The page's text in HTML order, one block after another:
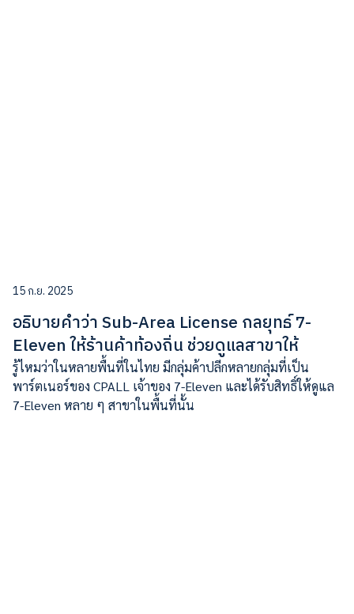
15 ก.ย. 2025
อธิบายคำว่า Sub-Area License กลยุทธ์ 7-
Eleven ให้ร้านค้าท้องถิ่น ช่วยดูแลสาขาให้
รู้ไหมว่าในหลายพื้นที่ในไทย มีกลุ่มค้าปลีกหลายกลุ่มที่เป็น
พาร์ตเนอร์ของ CPALL เจ้าของ 7-Eleven และได้รับสิทธิ์ให้ดูแล
7-Eleven หลาย ๆ สาขาในพื้นที่นั้น